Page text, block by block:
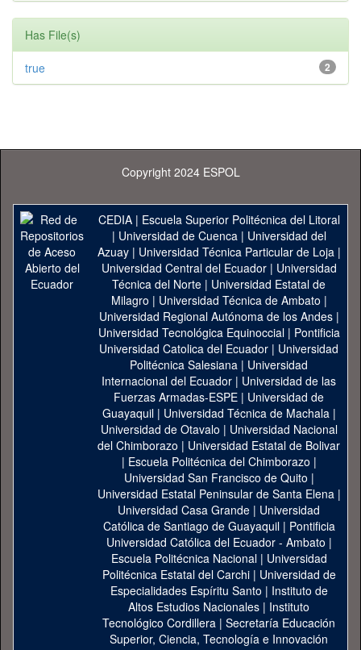
Has File(s)
2
true
Copyright 2024 ESPOL
CEDIA| Escuela Superior Politécnica del Litoral
| Universidad de Cuenca| Universidad del
Azuay| Universidad Técnica Particular de Loja|
Universidad Central del Ecuador| Universidad
Técnica del Norte | Universidad Estatal de
Milagro | Universidad Técnica de Ambato |
Universidad Regional Autónoma de los Andes|
Universidad Tecnológica Equinoccial| Pontificia
Universidad Catolica del Ecuador | Universidad
Politécnica Salesiana | Universidad
Internacional del Ecuador | Universidad de las
Fuerzas Armadas-ESPE | Universidad de
Guayaquil| Universidad Técnica de Machala|
Universidad de Otavalo | Universidad Nacional
del Chimborazo | Universidad Estatal de Bolivar
| Escuela Politécnica del Chimborazo |
Universidad San Francisco de Quito |
Universidad Estatal Peninsular de Santa Elena|
Universidad Casa Grande | Universidad
Católica de Santiago de Guayaquil| Pontificia
Universidad Católica del Ecuador - Ambato |
Escuela Politécnica Nacional| Universidad
Politécnica Estatal del Carchi| Universidad de
Especialidades Espíritu Santo | Instituto de
Altos Estudios Nacionales | Instituto
Tecnológico Cordillera | Secretaría Educación
Superior, Ciencia, Tecnología e Innovación